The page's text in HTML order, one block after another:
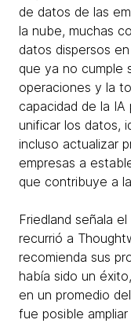
de datos de las
la nube, muchas
datos dispersos
que ya no cumple
operaciones y la
capacidad de la
unificar los datos,
incluso actualizar
empresas a
que contribuye a
Friedland señala
recurrió a
recomienda sus
había sido un
en un promedio
fue posible